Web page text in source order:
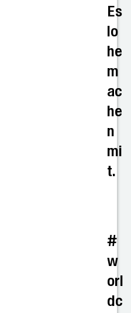
Es
lo
he
m
ac
he
n
mi
t.
#
w
orl
dc